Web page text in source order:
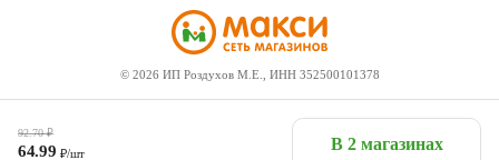
92.70₽
64.99₽/шт В 2 магазинах
© 2026 ИП Роздухов М.Е., ИНН 352500101378